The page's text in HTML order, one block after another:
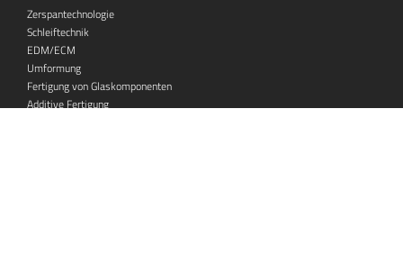
Zerspantechnologie
Schleiftechnik
EDM/ECM
Umformung
Fertigung von Glaskomponenten
Additive Fertigung